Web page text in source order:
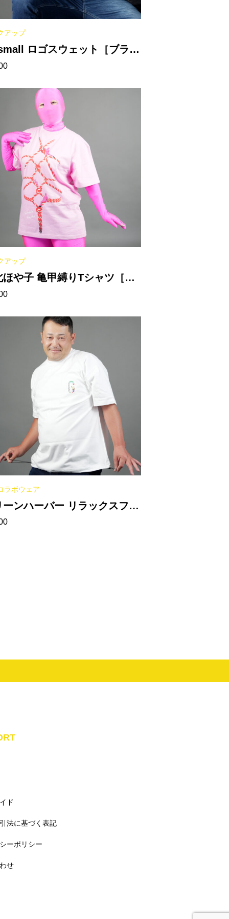
アップ
ロゴスウェット［ブラッ
アップ
ほや子 亀甲縛りTシャツ［ラ
ンク］
ラボウェア
ーンハーバー リラックスフィ
Tシャツ（裾ドローコード）
ド
法に基づく表記
ーポリシー
せ